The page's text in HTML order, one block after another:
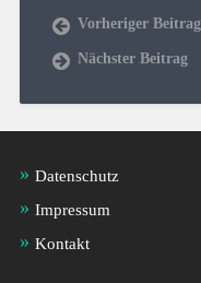
Vorheriger Beitrag
Nächster Beitrag
Datenschutz
Impressum
Kontakt